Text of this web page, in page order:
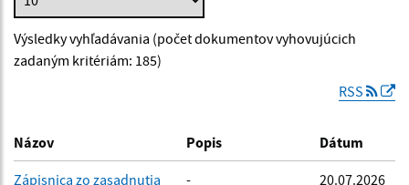
Dátum zverejnenia od:
Výsledky vyhľadávania (počet dokumentov vyhovujúcich
zadaným kritériám: 185)
RSS
Názov Popis Dátum
Zápisnica zo zasadnutia
- 20.07.2026